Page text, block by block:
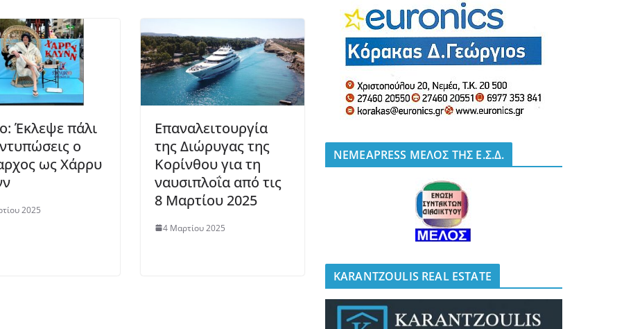
Έκλεψε πάλι
ο
ως Χάρρυ
2025
Επαναλειτουργία
της Διώρυγας της
Κορίνθου για τη
ναυσιπλοΐα από τις
8 Μαρτίου 2025
4 Μαρτίου 2025
NEMEAPRESS ΜΕΛΟΣ ΤΗΣ Ε.Σ.Δ.
KARANTZOULIS REAL ESTATE